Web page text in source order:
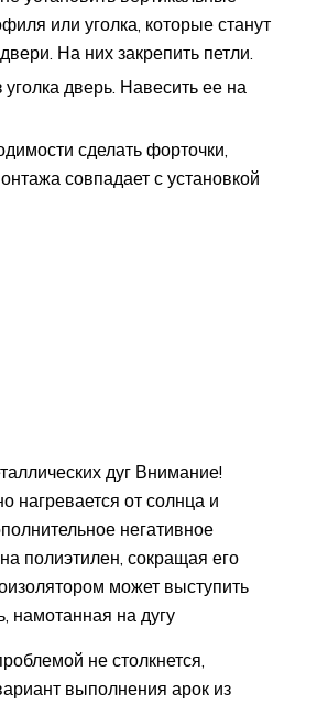
или уголка, которые станут
На них закрепить петли.
дверь. Навесить ее на
сделать форточки,
совпадает с установкой
дуг Внимание!
нагревается от солнца и
негативное
полиэтилен, сокращая его
может выступить
намотанная на дугу
не столкнется,
выполнения арок из